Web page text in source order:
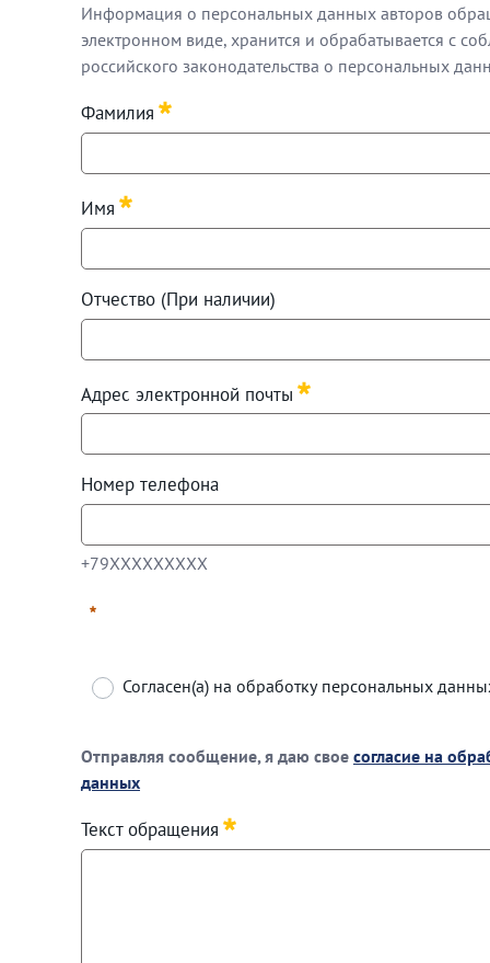
Информация о персональных данных авторов
электронном виде, хранится и обрабатывается с
российского законодательства о персональных
Поля, отмеченные *, обязательны для заполнения
Информация о персональных данных авторов
Фамилия
Имя
Отчество (При наличии)
Адрес электронной почты
Номер телефона
+79ХХХХХХХХХ
Согласен(а) на обработку персональных
Отправляя сообщение, я даю свое согласие на
данных
Отправляя сообщение, я даю свое
Текст обращения